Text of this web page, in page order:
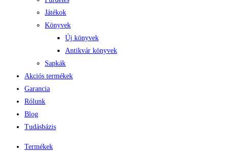
Játékok
Könyvek
Új könyvek
Antikvár könyvek
Sapkák
Akciós termékek
Garancia
Rólunk
Blog
Tudásbázis
Termékek